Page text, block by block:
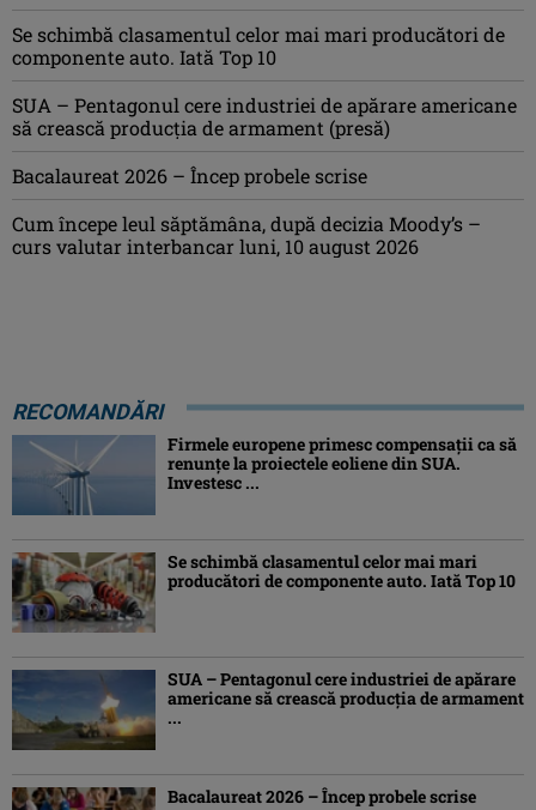
Se schimbă clasamentul celor mai mari producători de
componente auto. Iată Top 10
SUA – Pentagonul cere industriei de apărare americane
să crească producţia de armament (presă)
Bacalaureat 2026 – Încep probele scrise
Cum începe leul săptămâna, după decizia Moody’s –
curs valutar interbancar luni, 10 august 2026
RECOMANDĂRI
Firmele europene primesc compensații ca să
renunțe la proiectele eoliene din SUA.
Investesc ...
Se schimbă clasamentul celor mai mari
producători de componente auto. Iată Top 10
SUA – Pentagonul cere industriei de apărare
americane să crească producţia de armament
...
Bacalaureat 2026 – Încep probele scrise